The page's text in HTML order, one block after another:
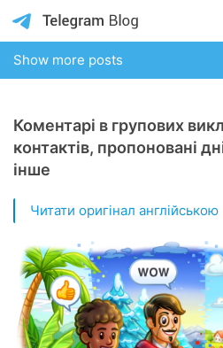
Show more posts
Коментарі в групових
контактів, пропоновані
інше
Читати оригінал англійською